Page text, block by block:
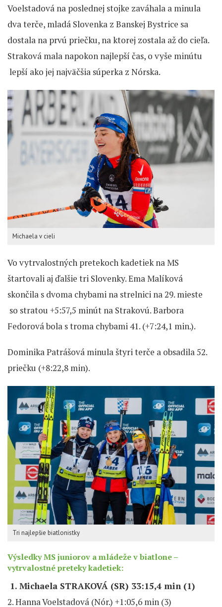
Voelstadová na poslednej stojke zaváhala a minula
dva terče, mladá Slovenka z Banskej Bystrice sa
dostala na prvú priečku, na ktorej zostala až do cieľa.
Straková mala napokon najlepší čas, o vyše minútu
lepší ako jej najväčšia súperka z Nórska.
Michaela v cieli
Vo vytrvalostných pretekoch kadetiek na MS
štartovali aj ďalšie tri Slovenky. Ema Malíková
skončila s dvoma chybami na strelnici na 29. mieste
so stratou +5:57,5 minút na Strakovú. Barbora
Fedorová bola s troma chybami 41. (+7:24,1 min.).
Dominika Patrášová minula štyri terče a obsadila 52.
priečku (+8:22,8 min).
Tri najlepšie biatlonistky
Výsledky MS juniorov a mládeže v biatlone –
vytrvalostné preteky kadetiek:
1. Michaela STRAKOVÁ (SR) 33:15,4 min (1)
2. Hanna Voelstadová (Nór.) +1:05,6 min (3)